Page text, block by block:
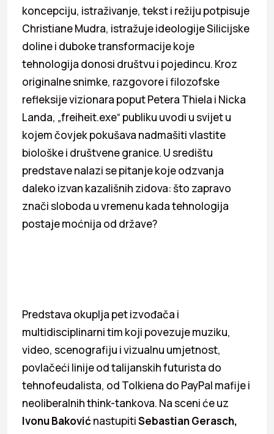
koncepciju, istraživanje, tekst i režiju potpisuje
Christiane Mudra, istražuje ideologije Silicijske
doline i duboke transformacije koje
tehnologija donosi društvu i pojedincu. Kroz
originalne snimke, razgovore i filozofske
refleksije vizionara poput Petera Thiela i Nicka
Landa, „freiheit.exe“ publiku uvodi u svijet u
kojem čovjek pokušava nadmašiti vlastite
biološke i društvene granice. U središtu
predstave nalazi se pitanje koje odzvanja
daleko izvan kazališnih zidova: što zapravo
znači sloboda u vremenu kada tehnologija
postaje moćnija od države?
Predstava okuplja pet izvođača i
multidisciplinarni tim koji povezuje muziku,
video, scenografiju i vizualnu umjetnost,
povlačeći linije od talijanskih futurista do
tehnofeudalista, od Tolkiena do PayPal mafije i
neoliberalnih think-tankova. Na sceni će uz
Ivonu Baković nastupitiSebastian Gerasch,